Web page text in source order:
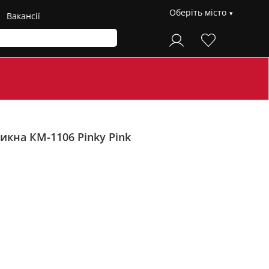
Вакансії Оберіть місто
КМ-1106 Pinky Pink